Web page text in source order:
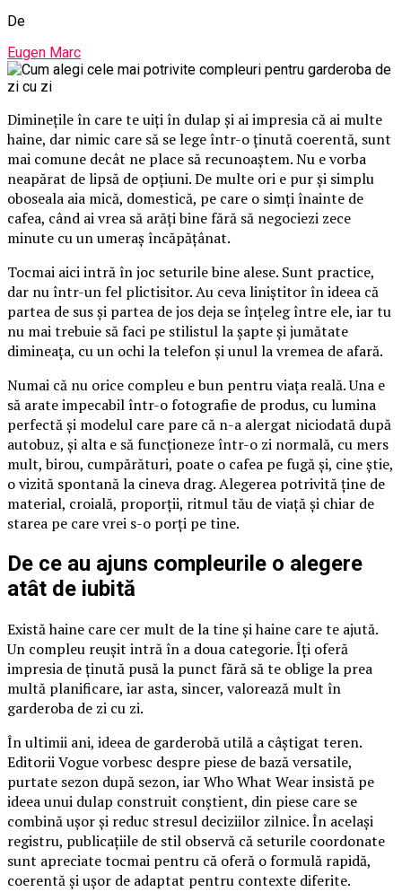
De
Eugen Marc
Diminețile în care te uiți în dulap și ai impresia că ai multe
haine, dar nimic care să se lege într-o ținută coerentă, sunt
mai comune decât ne place să recunoaștem. Nu e vorba
neapărat de lipsă de opțiuni. De multe ori e pur și simplu
oboseala aia mică, domestică, pe care o simți înainte de
cafea, când ai vrea să arăți bine fără să negociezi zece
minute cu un umeraș încăpățânat.
Tocmai aici intră în joc seturile bine alese. Sunt practice,
dar nu într-un fel plictisitor. Au ceva liniștitor în ideea că
partea de sus și partea de jos deja se înțeleg între ele, iar tu
nu mai trebuie să faci pe stilistul la șapte și jumătate
dimineața, cu un ochi la telefon și unul la vremea de afară.
Numai că nu orice compleu e bun pentru viața reală. Una e
să arate impecabil într-o fotografie de produs, cu lumina
perfectă și modelul care pare că n-a alergat niciodată după
autobuz, și alta e să funcționeze într-o zi normală, cu mers
mult, birou, cumpărături, poate o cafea pe fugă și, cine știe,
o vizită spontană la cineva drag. Alegerea potrivită ține de
material, croială, proporții, ritmul tău de viață și chiar de
starea pe care vrei s-o porți pe tine.
De ce au ajuns compleurile o alegere
atât de iubită
Există haine care cer mult de la tine și haine care te ajută.
Un compleu reușit intră în a doua categorie. Îți oferă
impresia de ținută pusă la punct fără să te oblige la prea
multă planificare, iar asta, sincer, valorează mult în
garderoba de zi cu zi.
În ultimii ani, ideea de garderobă utilă a câștigat teren.
Editorii Vogue vorbesc despre piese de bază versatile,
purtate sezon după sezon, iar Who What Wear insistă pe
ideea unui dulap construit conștient, din piese care se
combină ușor și reduc stresul deciziilor zilnice. În același
registru, publicațiile de stil observă că seturile coordonate
sunt apreciate tocmai pentru că oferă o formulă rapidă,
coerentă și ușor de adaptat pentru contexte diferite.